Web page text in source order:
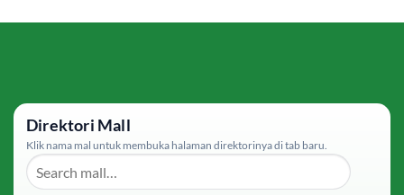
Direktori Mall
Klik nama mal untuk membuka halaman direktorinya di tab baru.